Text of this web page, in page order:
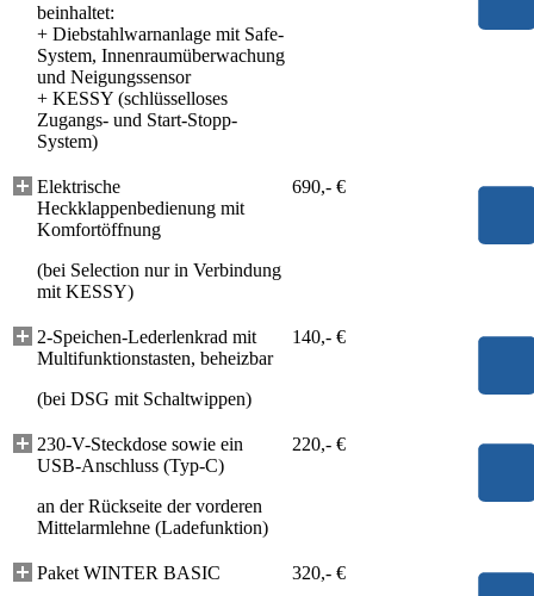
beinhaltet:
+ Diebstahlwarnanlage mit Safe-
System, Innenraumüberwachung
und Neigungssensor
+ KESSY (schlüsselloses
Zugangs- und Start-Stopp-
System)
Elektrische
Heckklappenbedienung mit
Komfortöffnung
(bei Selection nur in Verbindung
mit KESSY)
690,- €
2-Speichen-Lederlenkrad mit
Multifunktionstasten, beheizbar
(bei DSG mit Schaltwippen)
140,- €
230-V-Steckdose sowie ein
USB-Anschluss (Typ-C)
an der Rückseite der vorderen
Mittelarmlehne (Ladefunktion)
220,- €
Paket WINTER BASIC
320,- €